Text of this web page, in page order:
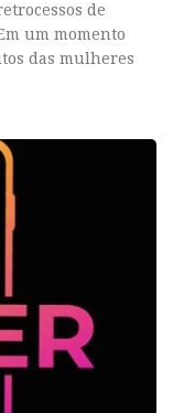
de
um momento
das mulheres